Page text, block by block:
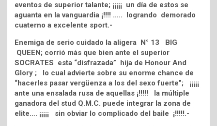
eventos de superior talante; ¡¡¡¡¡ un día de estos se
aguanta en la vanguardia ¡!!!! ….. logrando demorado
cuaterno a excelente sport.-
Enemiga de serio cuidado la aligera N° 13 BIG
QUEEN; corrió más que bien ante el superior
SOCRATES esta “disfrazada” hija de Honour And
Glory ; lo cual advierte sobre su enorme chance de
“hacerles pasar vergüenza a los del sexo fuerte”; ¡¡¡¡¡
ante una ensalada rusa de aquellas ¡!!!!! la múltiple
ganadora del stud Q.M.C. puede integrar la zona de
elite…. ¡¡¡¡¡ sin obviar lo complicado del baile ¡!!!!!.-